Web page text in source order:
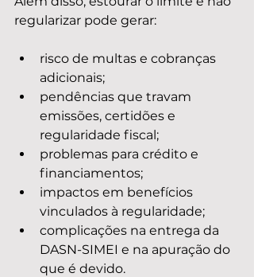
regularizar pode gerar:
risco de multas e cobranças
adicionais;
pendências que travam
emissões, certidões e
regularidade fiscal;
problemas para crédito e
financiamentos;
impactos em benefícios
vinculados à regularidade;
complicações na entrega da
DASN-SIMEI e na apuração do
que é devido.